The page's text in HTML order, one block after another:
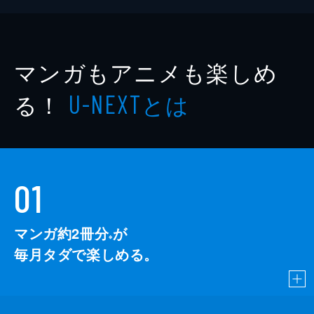
マンガもアニメも楽しめ
る！ U-NEXTとは
01
マンガ約2冊分※が
毎月タダで楽しめる。